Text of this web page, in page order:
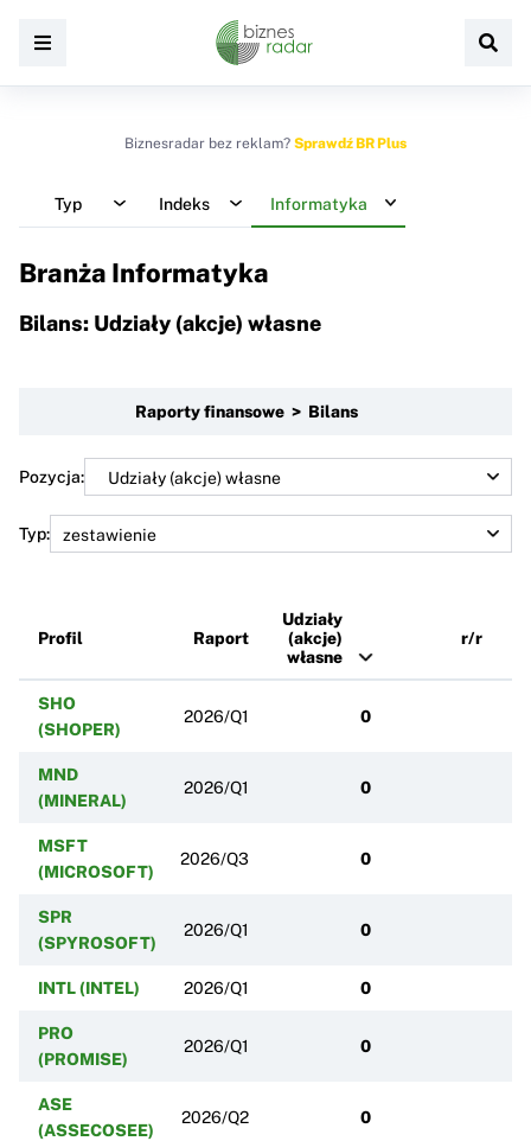
Biznesradar bez reklam? Sprawdź BR Plus
Typ Indeks Informatyka
Branża Informatyka
Bilans: Udziały (akcje) własne
Raporty finansowe > Bilans
Pozycja:
Typ:
Profil Raport
Udziały
(akcje)
własne
r/r
SHO
(SHOPER)
2026/Q1 0
MND
(MINERAL)
2026/Q1 0
MSFT
(MICROSOFT)
2026/Q3 0
SPR
(SPYROSOFT)
2026/Q1 0
INTL (INTEL) 2026/Q1 0
PRO
(PROMISE)
2026/Q1 0
ASE
(ASSECOSEE)
2026/Q2 0